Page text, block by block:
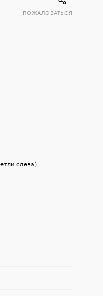
ПОЖАЛОВАТЬСЯ
слева)